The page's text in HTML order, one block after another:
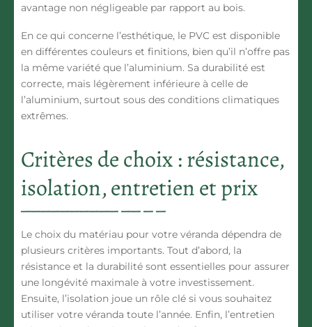
avantage non négligeable par rapport au bois.
En ce qui concerne l’esthétique, le PVC est disponible
en différentes couleurs et finitions, bien qu’il n’offre pas
la même variété que l’aluminium. Sa durabilité est
correcte, mais légèrement inférieure à celle de
l’aluminium, surtout sous des conditions climatiques
extrêmes.
Critères de choix : résistance,
isolation, entretien et prix
Le choix du matériau pour votre véranda dépendra de
plusieurs critères importants. Tout d’abord, la
résistance et la durabilité sont essentielles pour assurer
une longévité maximale à votre investissement.
Ensuite, l’isolation joue un rôle clé si vous souhaitez
utiliser votre véranda toute l’année. Enfin, l’entretien